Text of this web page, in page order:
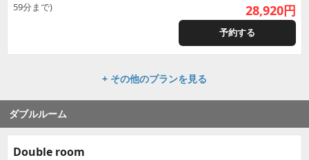
59分まで)
28,920円
予約する
+ その他のプランを見る
ダブルルーム
Double room